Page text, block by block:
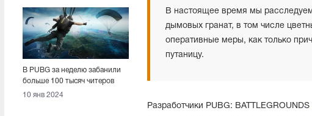
В PUBG за неделю забанили
больше 100 тысяч читеров
10 янв 2024
В настоящее время мы
дымовых гранат, в том числе
оперативные меры, как только
путаницу.
Разработчики PUBG: BATTLEGROUNDS